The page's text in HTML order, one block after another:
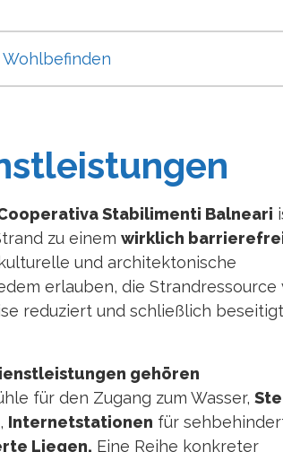
Stabilimenti Balneari
zu einem wirklich
und architektonische
erlauben, die Strandressource
reduziert und schließlich beseitigt
gehören
für den Zugang zum Wasser,
Internetstationen für
Liegen. Eine Reihe konkreter